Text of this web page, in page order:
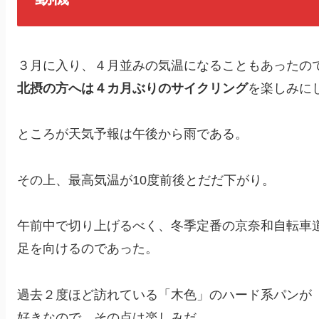
３月に入り、４月並みの気温になることもあったの
北摂の方へは４カ月ぶりのサイクリングを楽しみに
ところが天気予報は午後から雨である。
その上、最高気温が10度前後とだだ下がり。
午前中で切り上げるべく、冬季定番の京奈和自転車
足を向けるのであった。
過去２度ほど訪れている「木色」のハード系パンが